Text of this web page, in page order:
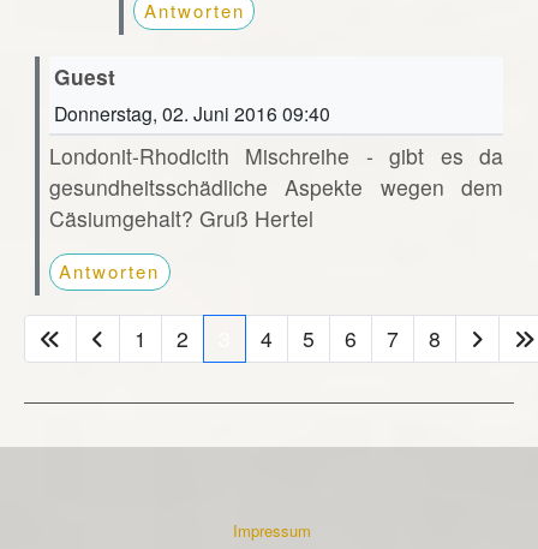
Antworten
Guest
Donnerstag, 02. Juni 2016 09:40
Londonit-Rhodicith Mischreihe - gibt es da
gesundheitsschädliche Aspekte wegen dem
Cäsiumgehalt? Gruß Hertel
Antworten
1 2 4 5 6 7 8
Impressum